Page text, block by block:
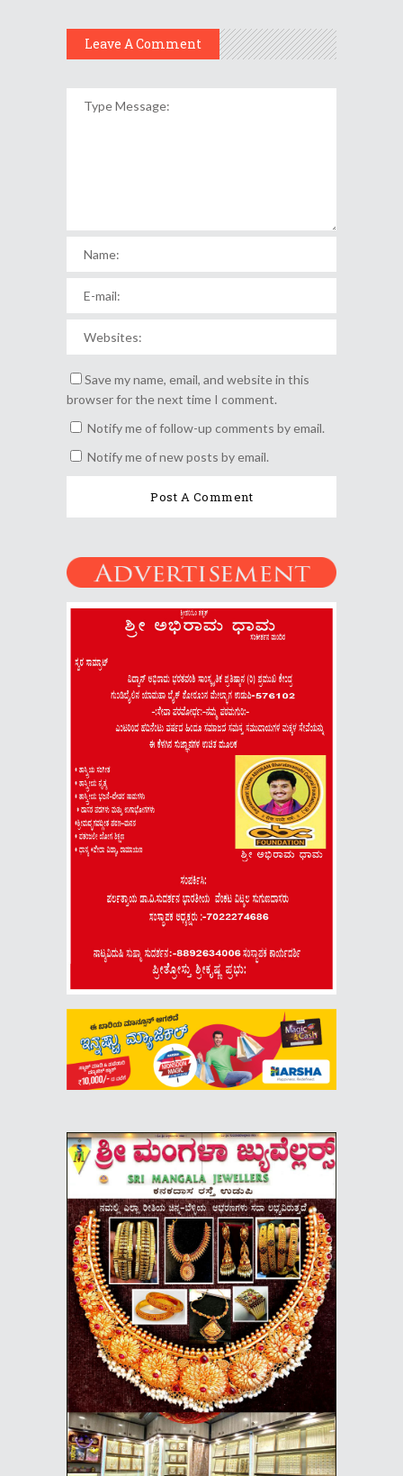
Leave A Comment
Save my name, email, and website in this
browser for the next time I comment.
Notify me of follow-up comments by email.
Notify me of new posts by email.